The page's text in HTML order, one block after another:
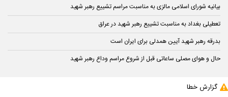
بیانیه شورای اسلامی مالزی به مناسبت مراسم تشییع رهبر شهید
تعطیلی بغداد به مناسبت تشییع رهبر شهید در عراق
بدرقه رهبر شهید آیین همدلی⁧ برای ایران⁩ است
حال و هوای مصلی ساعاتی قبل از شروع مراسم وداع رهبر شهید
گزارش خطا